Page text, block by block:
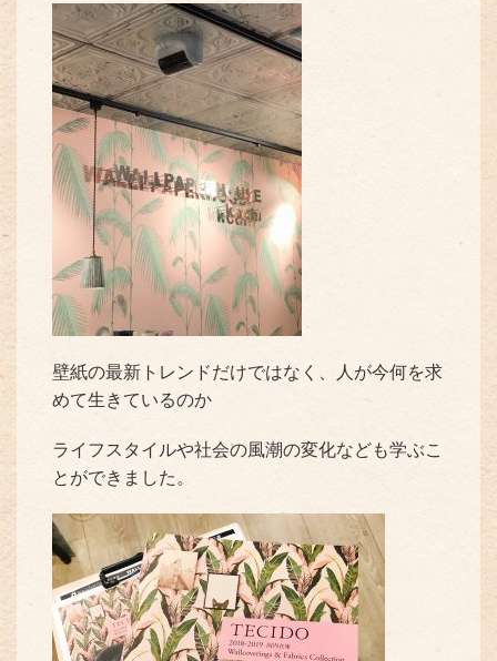
壁紙の最新トレンドだけではなく、人が今何を求
めて生きているのか
ライフスタイルや社会の風潮の変化なども学ぶこ
とができました。